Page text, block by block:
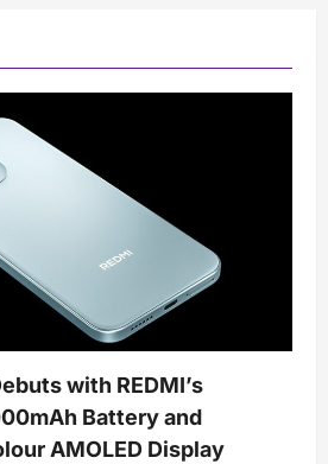
with REDMI’s
Battery and
AMOLED Display